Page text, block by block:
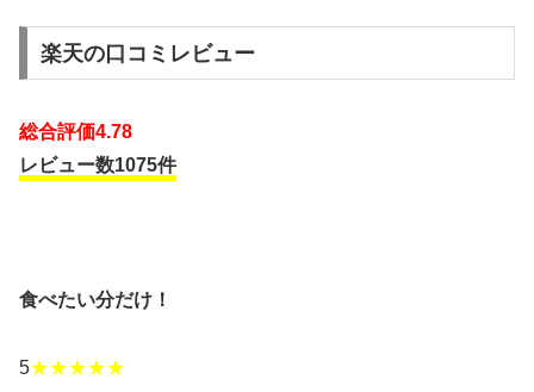
楽天の口コミレビュー
総合評価4.78
レビュー数1075件
食べたい分だけ！
5★★★★★